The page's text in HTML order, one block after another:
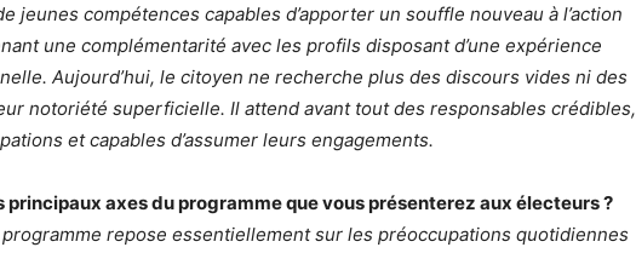
jeunes compétences capables d’apporter un souffle nouveau à l’action
une complémentarité avec les profils disposant d’une expérience
Aujourd’hui, le citoyen ne recherche plus des discours vides ni des
notoriété superficielle. Il attend avant tout des responsables crédibles,
et capables d’assumer leurs engagements.
principaux axes du programme que vous présenterez aux électeurs ?
repose essentiellement sur les préoccupations quotidiennes